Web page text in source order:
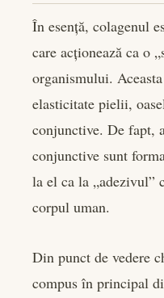
În esență, colagenul
care acționează ca o
organismului.
elasticitate pielii,
conjunctive. De fapt,
conjunctive sunt
la el ca la „adezivul”
corpul uman.
Din punct de vedere
compus în principal